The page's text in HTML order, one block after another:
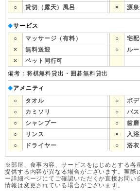
○
貸切（露天）風呂 × 源
◆サービス
○
マッサージ（有料） ○
宅
×
無料送迎 ○
ル
×
ペット同行可
備考：将棋無料貸出・囲碁無料貸出
◆アメニティ
○
タオル ○
ボ
○
カミソリ ○
バ
○
シャンプー ○
歯
○
リンス ×
入浴
○
ドライヤー ○ 浴衣
※部屋、食事内容、サービスをはじめとする各
提供する内容が異なる場合がございます。実際
ー詳細ページにてご確認いただくか直接お問い
情報は変更されている場合がございます。